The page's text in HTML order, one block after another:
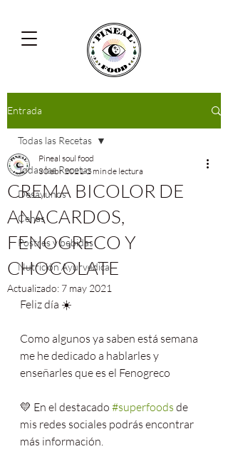
Entrada
Todas las Recetas
Desayunos
Cenas
Postres y bebidas
Nutrición Ayurvédica
Todas las Recetas
CREMA BICOLOR DE
ANACARDOS,
FENOGRECO Y
CHOCOLATE
Pineal soul food
30 abr 2021 2 min de lectura
Actualizado: 7 may 2021
Feliz día ☀️
Como algunos ya saben está semana
me he dedicado a hablarles y
enseñarles que es el Fenogreco
💛 En el destacado #superfoods de
mis redes sociales podrás encontrar
más información.